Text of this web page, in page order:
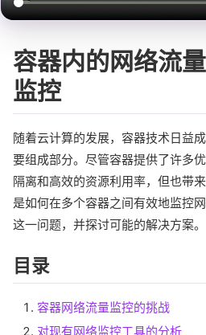
容器内的网络流
监控
随着云计算的发展，容器技术日益
要组成部分。尽管容器提供了许多
隔离和高效的资源利用率，但也带
是如何在多个容器之间有效地监控
这一问题，并探讨可能的解决方案。
目录
容器网络流量监控的挑战
对现有网络监控工具的分析